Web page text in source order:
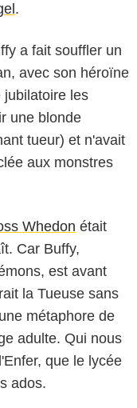
.
a fait souffler un
avec son héroïne
jubilatoire les
une blonde
tueur) et n'avait
aux monstres
Whedon était
Car Buffy,
est avant
la Tueuse sans
métaphore de
adulte. Qui nous
que le lycée
ados.